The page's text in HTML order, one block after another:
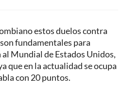
estos duelos contra
fundamentales para
Mundial de Estados Unidos,
que en la actualidad se ocupa
con 20 puntos.